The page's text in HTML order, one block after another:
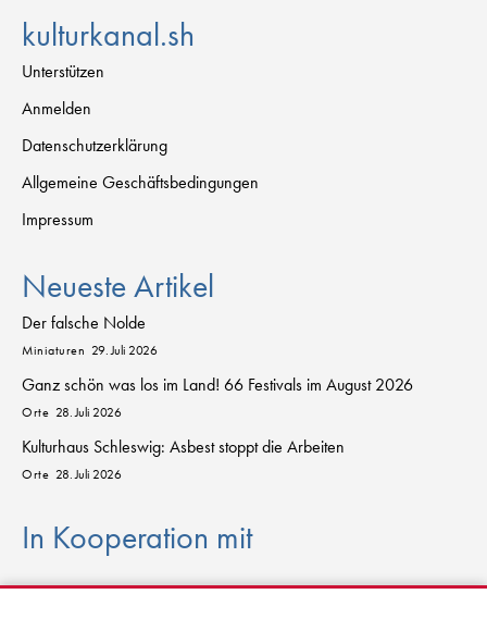
kulturkanal.sh
Unterstützen
Anmelden
Datenschutzerklärung
Allgemeine Geschäftsbedingungen
Impressum
Neueste Artikel
Der falsche Nolde
Miniaturen 29. Juli 2026
Ganz schön was los im Land! 66 Festivals im August 2026
Orte 28. Juli 2026
Kulturhaus Schleswig: Asbest stoppt die Arbeiten
Orte 28. Juli 2026
In Kooperation mit